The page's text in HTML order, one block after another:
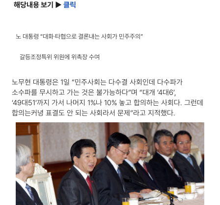
해당내용 보기 ▶ 클릭
노 대통령 “대화·타협으로 결론내는 사회가 민주주의”
갈등조정특위 위원에 위촉장 수여
노무현 대통령은 1일 “민주사회는 다수결 사회인데 다수파가
소수파를 무시하고 가는 것은 불가능하다”며 “대개 ‘4대6’,
‘49대51’까지 가서 나머지 1%나 10% 놓고 합의하는 사회다. 그런데
합의는커녕 표결도 안 되는 사회라서 문제”라고 지적했다.